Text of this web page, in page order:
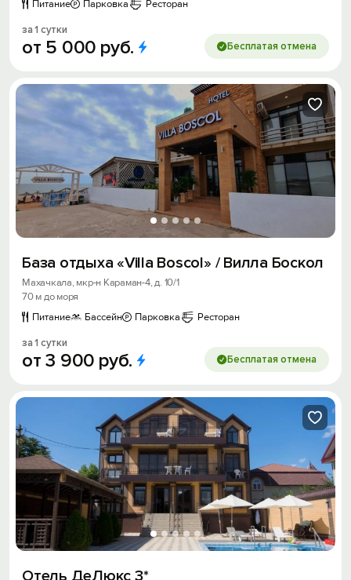
Питание
Парковка Ресторан
за 1 сутки
от 5 000 руб. Бесплатая отмена
База отдыха «Villa Boscol» / Вилла Боскол
Махачкала, мкр-н Караман-4, д. 10/1
70 м до моря
Питание
Бассейн Парковка Ресторан
за 1 сутки
от3 900 руб. Бесплатая отмена
Отель ДеЛюкс 3*